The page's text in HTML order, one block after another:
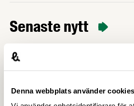
Denna webbplats använder cookies
kan träffa branschkollegor och
branschträffar får du fördjupa
Senaste nytt